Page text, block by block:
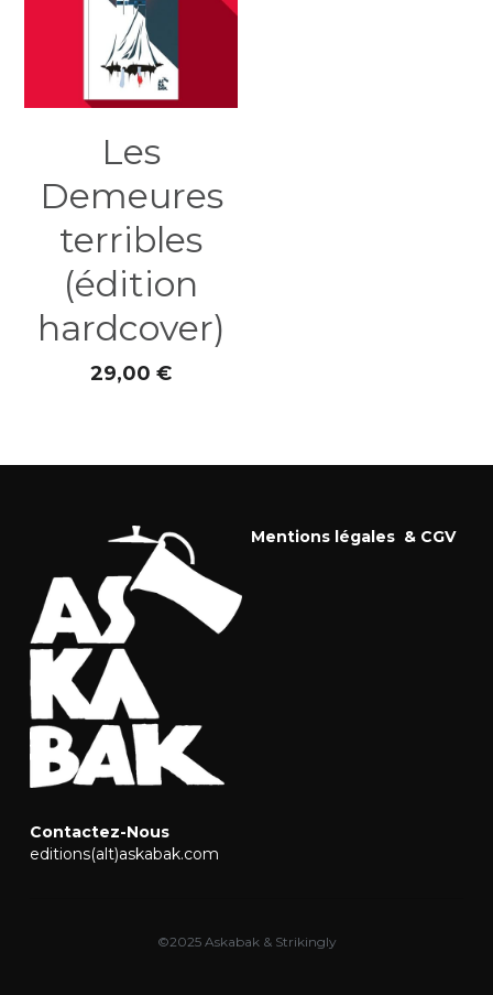
Les
Demeures
terribles
(édition
hardcover)
29,00 €
Mentions légales  & CGV
Contactez-Nous
editions(alt)askabak.com
©2025 Askabak & Strikingly